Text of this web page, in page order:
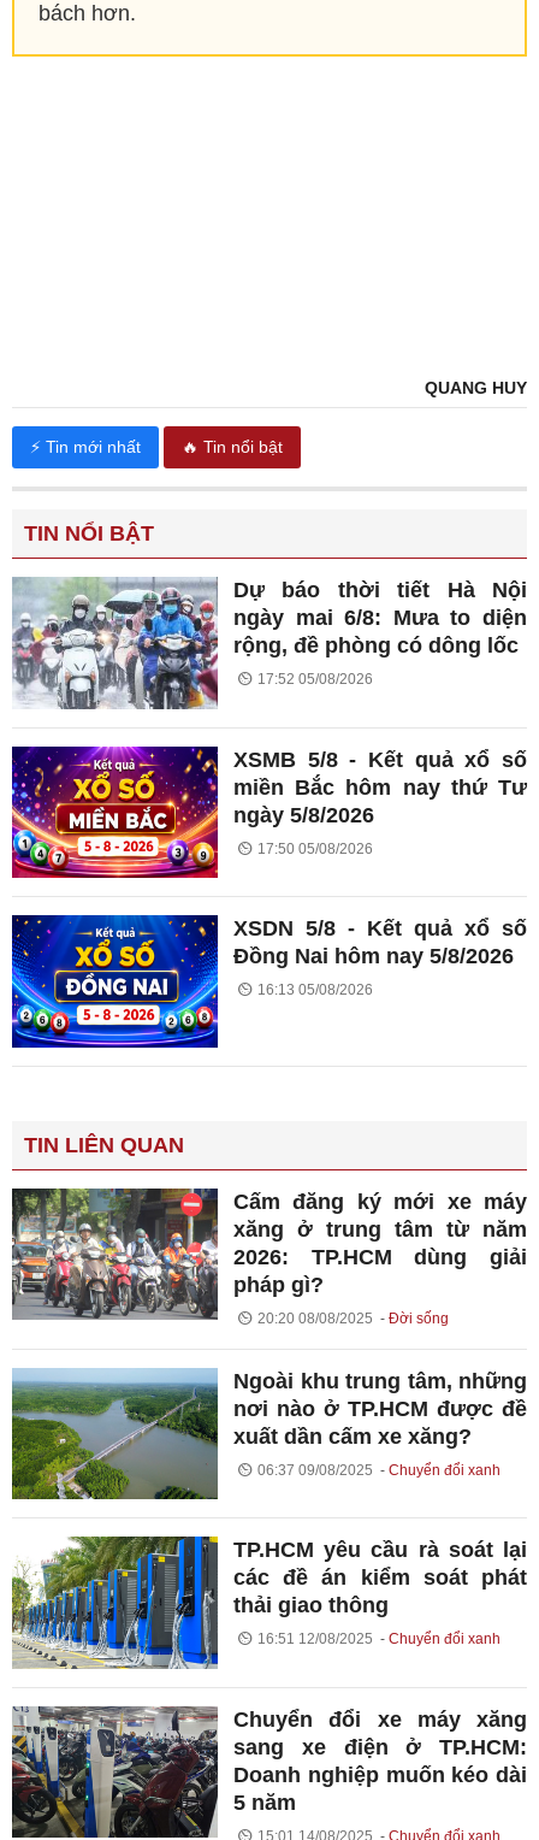
bách hơn.
QUANG HUY
⚡ Tin mới nhất 🔥 Tin nổi bật
TIN NỔI BẬT
Dự báo thời tiết Hà Nội
ngày mai 6/8: Mưa to diện
rộng, đề phòng có dông lốc
17:52 05/08/2026
XSMB 5/8 - Kết quả xổ số
miền Bắc hôm nay thứ Tư
ngày 5/8/2026
17:50 05/08/2026
XSDN 5/8 - Kết quả xổ số
Đồng Nai hôm nay 5/8/2026
16:13 05/08/2026
TIN LIÊN QUAN
Cấm đăng ký mới xe máy
xăng ở trung tâm từ năm
2026: TP.HCM dùng giải
pháp gì?
20:20 08/08/2025 Đời sống
Ngoài khu trung tâm, những
nơi nào ở TP.HCM được đề
xuất dần cấm xe xăng?
06:37 09/08/2025 Chuyển đổi xanh
TP.HCM yêu cầu rà soát lại
các đề án kiểm soát phát
thải giao thông
16:51 12/08/2025 Chuyển đổi xanh
Chuyển đổi xe máy xăng
sang xe điện ở TP.HCM:
Doanh nghiệp muốn kéo dài
5 năm
15:01 14/08/2025 Chuyển đổi xanh